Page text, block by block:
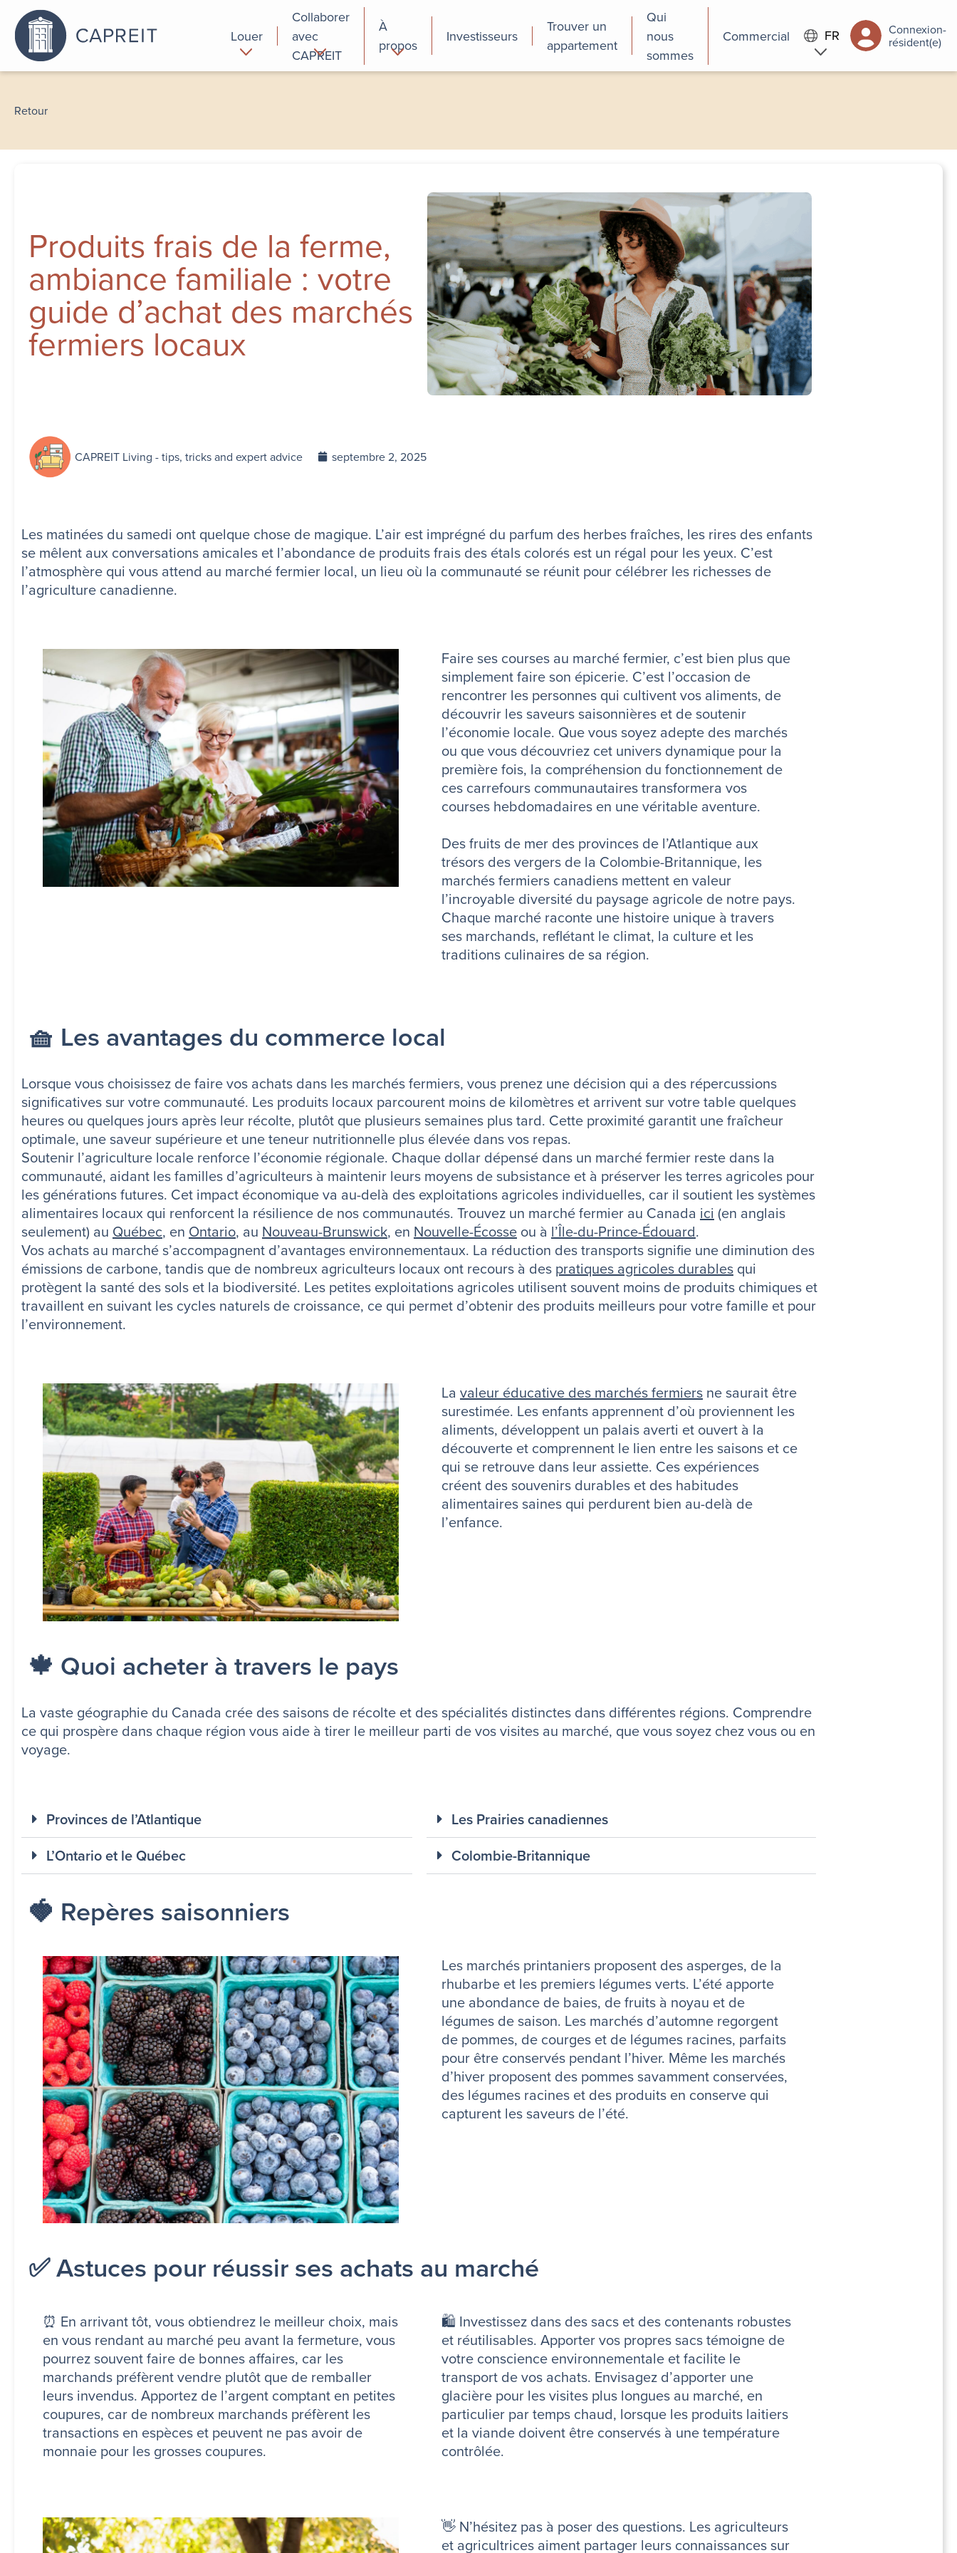
Louer
Collaborer
avec
CAPREIT
À
propos
Investisseurs
Trouver un
appartement
Qui
nous
sommes
Commercial FR
Connexion-
résident(e)
Retour
Produits frais de la ferme,
ambiance familiale : votre
guide d’achat des marchés
fermiers locaux
CAPREIT Living - tips, tricks and expert advice septembre 2, 2025
Les matinées du samedi ont quelque chose de magique. L’air est imprégné du parfum des herbes fraîches, les rires des enfants
se mêlent aux conversations amicales et l’abondance de produits frais des étals colorés est un régal pour les yeux. C’est
l’atmosphère qui vous attend au marché fermier local, un lieu où la communauté se réunit pour célébrer les richesses de
l’agriculture canadienne.
Faire ses courses au marché fermier, c’est bien plus que
simplement faire son épicerie. C’est l’occasion de
rencontrer les personnes qui cultivent vos aliments, de
découvrir les saveurs saisonnières et de soutenir
l’économie locale. Que vous soyez adepte des marchés
ou que vous découvriez cet univers dynamique pour la
première fois, la compréhension du fonctionnement de
ces carrefours communautaires transformera vos
courses hebdomadaires en une véritable aventure.
Des fruits de mer des provinces de l’Atlantique aux
trésors des vergers de la Colombie-Britannique, les
marchés fermiers canadiens mettent en valeur
l’incroyable diversité du paysage agricole de notre pays.
Chaque marché raconte une histoire unique à travers
ses marchands, reflétant le climat, la culture et les
traditions culinaires de sa région.
🧺 Les avantages du commerce local
Lorsque vous choisissez de faire vos achats dans les marchés fermiers, vous prenez une décision qui a des répercussions
significatives sur votre communauté. Les produits locaux parcourent moins de kilomètres et arrivent sur votre table quelques
heures ou quelques jours après leur récolte, plutôt que plusieurs semaines plus tard. Cette proximité garantit une fraîcheur
optimale, une saveur supérieure et une teneur nutritionnelle plus élevée dans vos repas.
Soutenir l’agriculture locale renforce l’économie régionale. Chaque dollar dépensé dans un marché fermier reste dans la
communauté, aidant les familles d’agriculteurs à maintenir leurs moyens de subsistance et à préserver les terres agricoles pour
les générations futures. Cet impact économique va au-delà des exploitations agricoles individuelles, car il soutient les systèmes
alimentaires locaux qui renforcent la résilience de nos communautés. Trouvez un marché fermier au Canada ici (en anglais
seulement) au Québec, en Ontario, au Nouveau-Brunswick, en Nouvelle-Écosse ou à l’Île-du-Prince-Édouard.
Vos achats au marché s’accompagnent d’avantages environnementaux. La réduction des transports signifie une diminution des
émissions de carbone, tandis que de nombreux agriculteurs locaux ont recours à des pratiques agricoles durables qui
protègent la santé des sols et la biodiversité. Les petites exploitations agricoles utilisent souvent moins de produits chimiques et
travaillent en suivant les cycles naturels de croissance, ce qui permet d’obtenir des produits meilleurs pour votre famille et pour
l’environnement.
La valeur éducative des marchés fermiers ne saurait être
surestimée. Les enfants apprennent d’où proviennent les
aliments, développent un palais averti et ouvert à la
découverte et comprennent le lien entre les saisons et ce
qui se retrouve dans leur assiette. Ces expériences
créent des souvenirs durables et des habitudes
alimentaires saines qui perdurent bien au-delà de
l’enfance.
🍁 Quoi acheter à travers le pays
La vaste géographie du Canada crée des saisons de récolte et des spécialités distinctes dans différentes régions. Comprendre
ce qui prospère dans chaque région vous aide à tirer le meilleur parti de vos visites au marché, que vous soyez chez vous ou en
voyage.
Provinces de l’Atlantique
L’Ontario et le Québec
Les Prairies canadiennes
Colombie-Britannique
🍓 Repères saisonniers
Les marchés printaniers proposent des asperges, de la
rhubarbe et les premiers légumes verts. L’été apporte
une abondance de baies, de fruits à noyau et de
légumes de saison. Les marchés d’automne regorgent
de pommes, de courges et de légumes racines, parfaits
pour être conservés pendant l’hiver. Même les marchés
d’hiver proposent des pommes savamment conservées,
des légumes racines et des produits en conserve qui
capturent les saveurs de l’été.
✅ Astuces pour réussir ses achats au marché
⏰ En arrivant tôt, vous obtiendrez le meilleur choix, mais
en vous rendant au marché peu avant la fermeture, vous
pourrez souvent faire de bonnes affaires, car les
marchands préfèrent vendre plutôt que de remballer
leurs invendus. Apportez de l’argent comptant en petites
coupures, car de nombreux marchands préfèrent les
transactions en espèces et peuvent ne pas avoir de
monnaie pour les grosses coupures.
🛍️ Investissez dans des sacs et des contenants robustes
et réutilisables. Apporter vos propres sacs témoigne de
votre conscience environnementale et facilite le
transport de vos achats. Envisagez d’apporter une
glacière pour les visites plus longues au marché, en
particulier par temps chaud, lorsque les produits laitiers
et la viande doivent être conservés à une température
contrôlée.
👋 N’hésitez pas à poser des questions. Les agriculteurs
et agricultrices aiment partager leurs connaissances sur